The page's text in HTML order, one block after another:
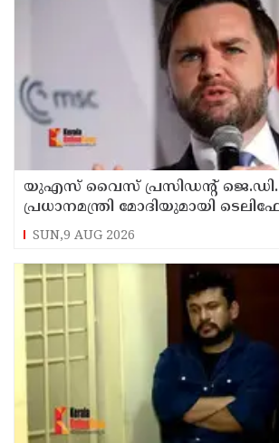
യുഎസ് വൈസ് പ്രസിഡന്റ്
പ്രധാനമന്ത്രി മോദിയുമായി
സംഭാഷണം നടത്തി
SUN,9 AUG 2026